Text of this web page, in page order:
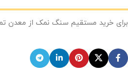
برای خرید مستقیم سنگ نمک از معدن